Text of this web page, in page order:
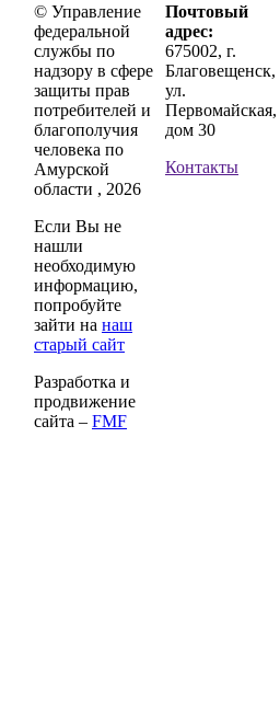
© Управление
федеральной
службы по
надзору в сфере
защиты прав
потребителей и
благополучия
человека по
Амурской
области , 2026
Если Вы не
нашли
необходимую
информацию,
попробуйте
зайти на наш
старый сайт
Разработка и
продвижение
сайта – FMF
Почтовый
адрес:
675002, г.
Благовещенск,
ул.
Первомайская,
дом 30
Контакты